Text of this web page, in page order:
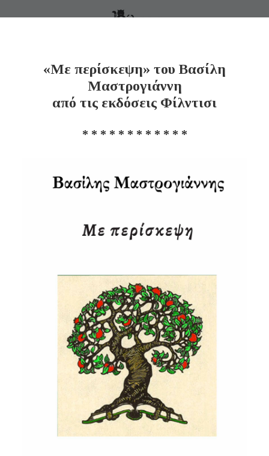
«Με περίσκεψη» του Βασίλη
Μαστρογιάννη
από τις εκδόσεις Φίλντισι
* * * * * * * * * * * *